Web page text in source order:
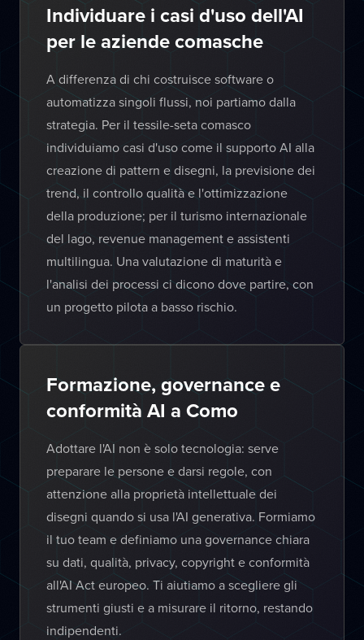
Individuare i casi d'uso dell'AI
per le aziende comasche
A differenza di chi costruisce software o
automatizza singoli flussi, noi partiamo dalla
strategia. Per il tessile-seta comasco
individuiamo casi d'uso come il supporto AI alla
creazione di pattern e disegni, la previsione dei
trend, il controllo qualità e l'ottimizzazione
della produzione; per il turismo internazionale
del lago, revenue management e assistenti
multilingua. Una valutazione di maturità e
l'analisi dei processi ci dicono dove partire, con
un progetto pilota a basso rischio.
Formazione, governance e
conformità AI a Como
Adottare l'AI non è solo tecnologia: serve
preparare le persone e darsi regole, con
attenzione alla proprietà intellettuale dei
disegni quando si usa l'AI generativa. Formiamo
il tuo team e definiamo una governance chiara
su dati, qualità, privacy, copyright e conformità
all'AI Act europeo. Ti aiutiamo a scegliere gli
strumenti giusti e a misurare il ritorno, restando
indipendenti.